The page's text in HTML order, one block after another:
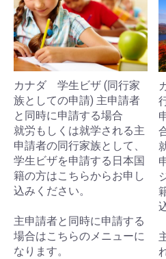
カナダ 学生ビザ (同行家
族としての申請) 主申請者
と同時に申請する場合
就労もしくは就学される主
申請者の同行家族として、
学生ビザを申請する日本国
籍の方はこちらからお申し
込みください。
主申請者と同時に申請する
場合はこちらのメニューに
なります。